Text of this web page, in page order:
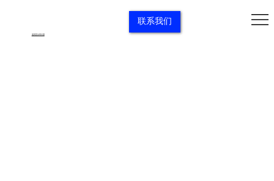
返回苏尔寿中国
联系我们